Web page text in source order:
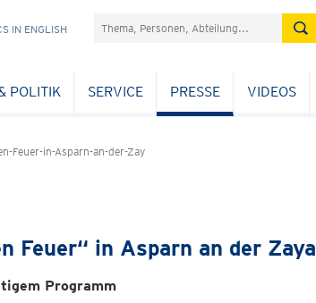
IN ENGLISH Suchefeld
POLITIK SERVICE PRESSE VIDEOS
Feuer-in-Asparn-an-der-Zay
Feuer“ in Asparn an der Zaya
Programm